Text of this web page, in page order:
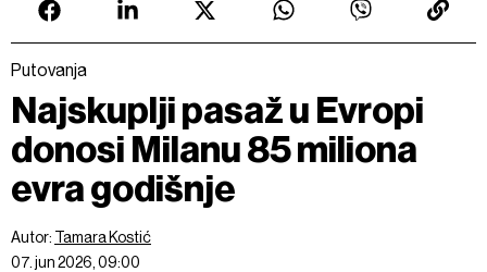
Putovanja
Najskuplji pasaž u Evropi
donosi Milanu 85 miliona
evra godišnje
Autor: Tamara Kostić
07. jun 2026, 09:00